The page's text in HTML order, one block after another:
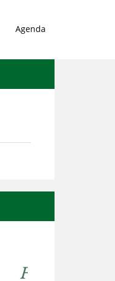
Agenda